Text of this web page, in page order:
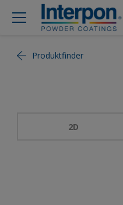
Produktfinder
2D